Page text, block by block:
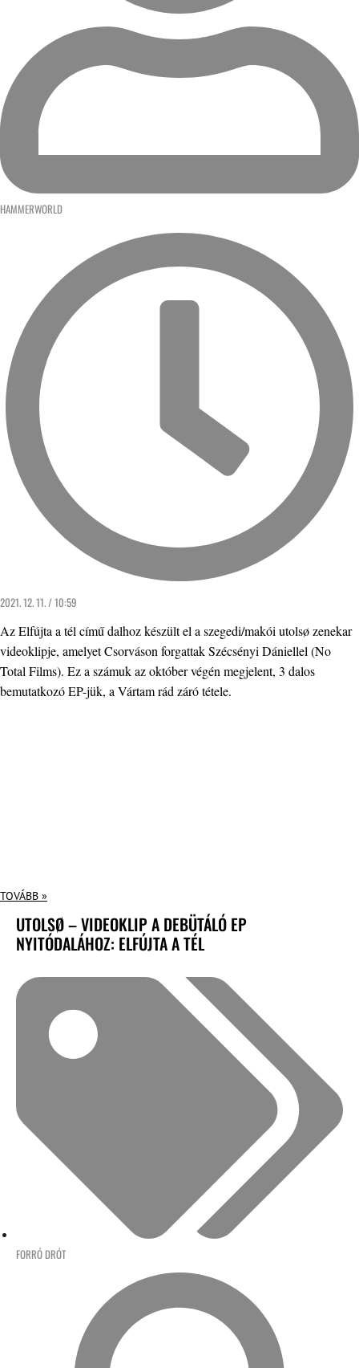
HAMMERWORLD
2021. 12. 11. / 10:59
Az Elfújta a tél című dalhoz készült el a szegedi/makói utolsø zenekar
videoklipje, amelyet Csorváson forgattak Szécsényi Dániellel (No
Total Films). Ez a számuk az október végén megjelent, 3 dalos
bemutatkozó EP-jük, a Vártam rád záró tétele.
TOVÁBB »
UTOLSØ – VIDEOKLIP A DEBÜTÁLÓ EP
NYITÓDALÁHOZ: ELFÚJTA A TÉL
FORRÓ DRÓT